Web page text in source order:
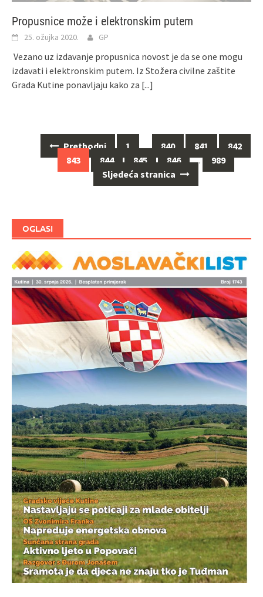
Propusnice može i elektronskim putem
25. ožujka 2020. GP
Vezano uz izdavanje propusnica novost je da se one mogu
izdavati i elektronskim putem. Iz Stožera civilne zaštite
Grada Kutine ponavljaju kako za [...]
Navigacija
Prethodni 1 … 840 841
842
843
844 845 846 …
989
Sljedeća stranica
OGLASI